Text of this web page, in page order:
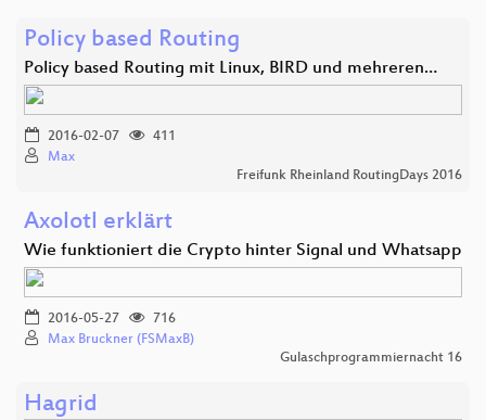
Policy based Routing
Policy based Routing mit Linux, BIRD und mehreren…
2016-02-07
411
Max
Freifunk Rheinland RoutingDays 2016
Axolotl erklärt
Wie funktioniert die Crypto hinter Signal und Whatsapp
2016-05-27
716
Max Bruckner (FSMaxB)
Gulaschprogrammiernacht 16
Hagrid